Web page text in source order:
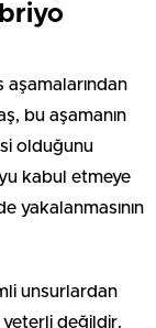
bu aşamanın
olduğunu
kabul etmeye
yakalanmasının
unsurlardan
yeterli değildir.